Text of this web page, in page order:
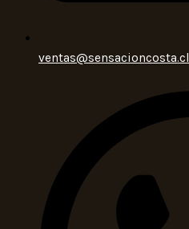
ventas@sensacioncosta.cl